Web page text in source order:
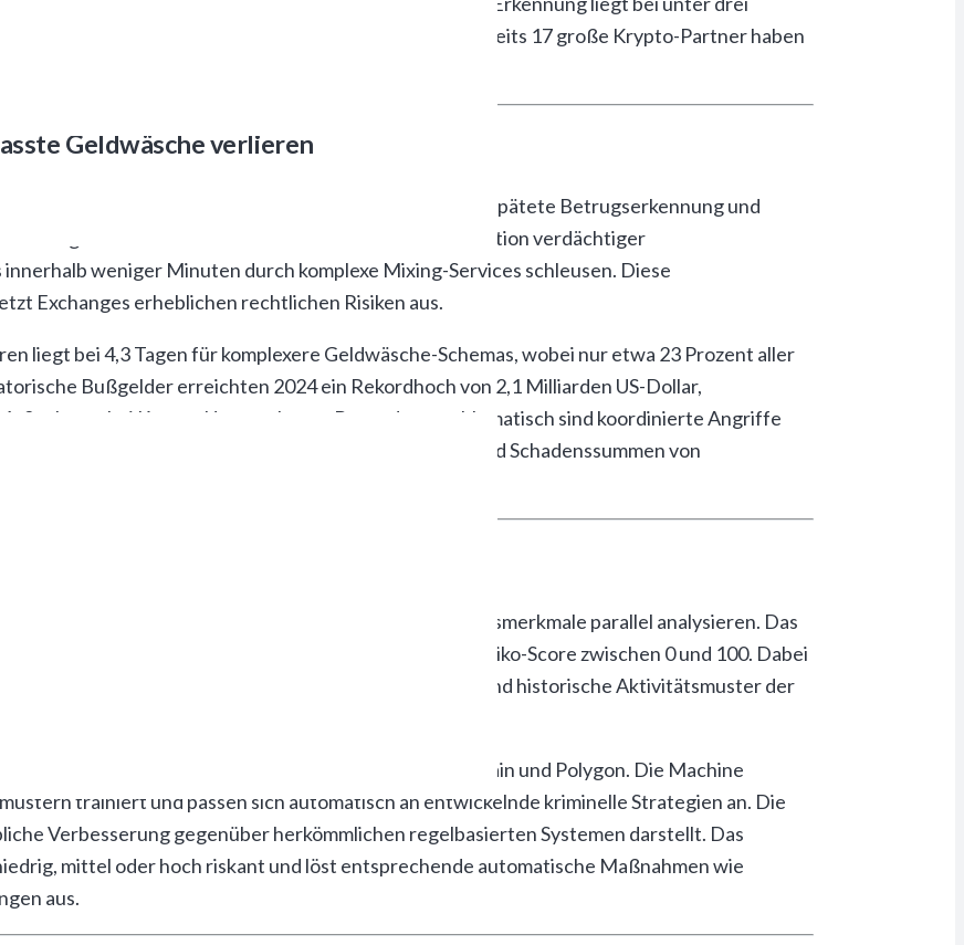
Unternehmensangaben bei über 95 Prozent liegt. Bereits 17 große Krypto-Partner haben
ihrer Compliance-Effizienz.
Geldwäsche verlieren
8,2 Milliarden US-Dollar jährlich durch verspätete Betrugserkennung und
benötigen durchschnittlich 72 Stunden für die Identifikation verdächtiger
weniger Minuten durch komplexe Mixing-Services schleusen. Diese
Exchanges erheblichen rechtlichen Risiken aus.
liegt bei 4,3 Tagen für komplexere Geldwäsche-Schemas, wobei nur etwa 23 Prozent aller
Bußgelder erreichten 2024 ein Rekordhoch von 2,1 Milliarden US-Dollar,
bei Krypto-Unternehmen. Besonders problematisch sind koordinierte Angriffe
Überwachungssystemen systematisch ausnutzen und Schadenssummen von
in Echtzeit
Netzwerken, die über 200 verschiedene Transaktionsmerkmale parallel analysieren. Das
erstellt für jede Übertragung einen dynamischen Risiko-Score zwischen 0 und 100. Dabei
Häufigkeit der Transfers, Wallet-Verbindungen und historische Aktivitätsmuster der
darunter Bitcoin, Ethereum, Binance Smart Chain und Polygon. Die Machine
trainiert und passen sich automatisch an entwickelnde kriminelle Strategien an. Die
Verbesserung gegenüber herkömmlichen regelbasierten Systemen darstellt. Das
mittel oder hoch riskant und löst entsprechende automatische Maßnahmen wie
aus.